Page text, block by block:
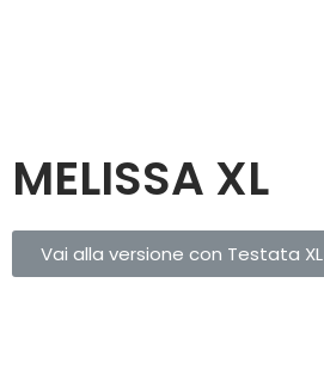
MELISSA XL
Vai alla versione con Testata XL